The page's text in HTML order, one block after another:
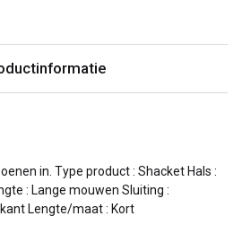
in. Type product : Shacket Hals :
: Lange mouwen Sluiting :
Lengte/maat : Kort